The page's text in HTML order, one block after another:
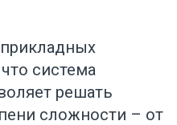
система
решать
сложности – от